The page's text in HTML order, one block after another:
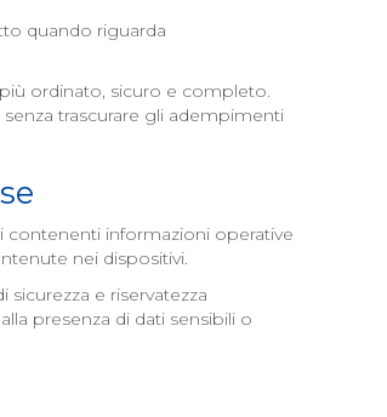
quando riguarda
ordinato, sicuro e completo.
trascurare gli adempimenti
contenenti informazioni operative
nei dispositivi.
e riservatezza
presenza di dati sensibili o